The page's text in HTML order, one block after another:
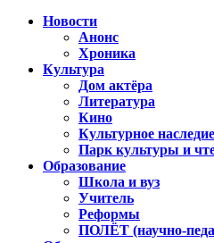
Новости
Анонс
Хроника
Культура
Дом актёра
Литература
Кино
Культурное наследие
Парк культуры и
Образование
Школа и вуз
Учитель
Реформы
ПОЛЁТ (научно-